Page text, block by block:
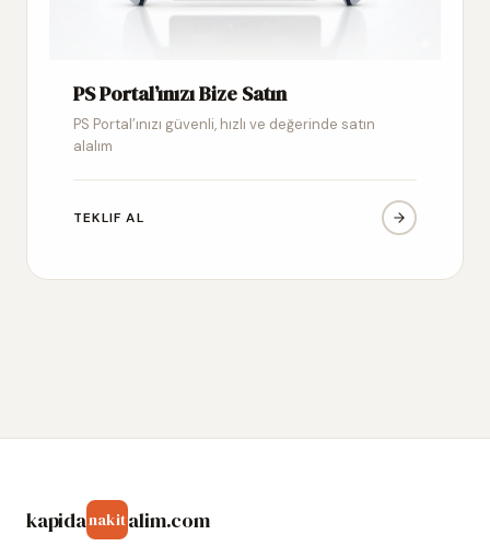
PS Portal’ınızı Bize Satın
PS Portal’ınızı güvenli, hızlı ve değerinde satın
alalım
TEKLIF AL
kapidanakitalim.com